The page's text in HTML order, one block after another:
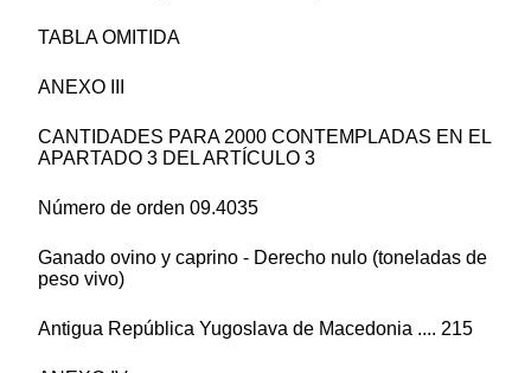
TABLA OMITIDA
ANEXO III
CANTIDADES PARA 2000 CONTEMPLADAS EN EL
APARTADO 3 DEL ARTÍCULO 3
Número de orden 09.4035
Ganado ovino y caprino - Derecho nulo (toneladas de
peso vivo)
Antigua República Yugoslava de Macedonia .... 215